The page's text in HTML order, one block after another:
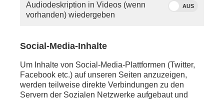
Audiodeskription in Videos (wenn
vorhanden) wiedergeben
AUS
Social-Media-Inhalte
Um Inhalte von Social-Media-Plattformen (Twitter,
Facebook etc.) auf unseren Seiten anzuzeigen,
werden teilweise direkte Verbindungen zu den
Servern der Sozialen Netzwerke aufgebaut und